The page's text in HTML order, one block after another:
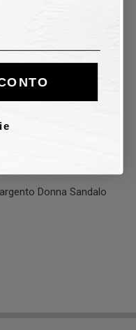
Donna Sandalo